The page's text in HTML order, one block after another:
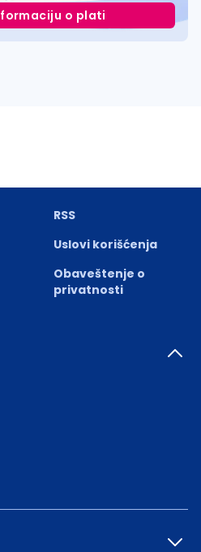
o plati
RSS
Uslovi korišćenja
Obaveštenje o
privatnosti